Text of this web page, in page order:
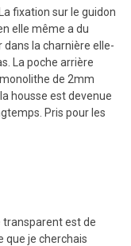
fixation sur le guidon
elle même a du
la charnière elle-
La poche arrière
de 2mm
housse est devenue
Pris pour les
transparent est de
que je cherchais